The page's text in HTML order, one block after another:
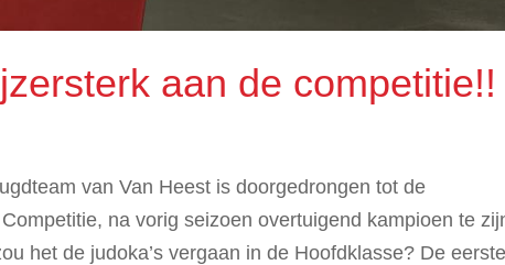
aan de competitie!!
van Van Heest is doorgedrongen tot de
na vorig seizoen overtuigend kampioen te
het de judoka’s vergaan in de Hoofdklasse? De